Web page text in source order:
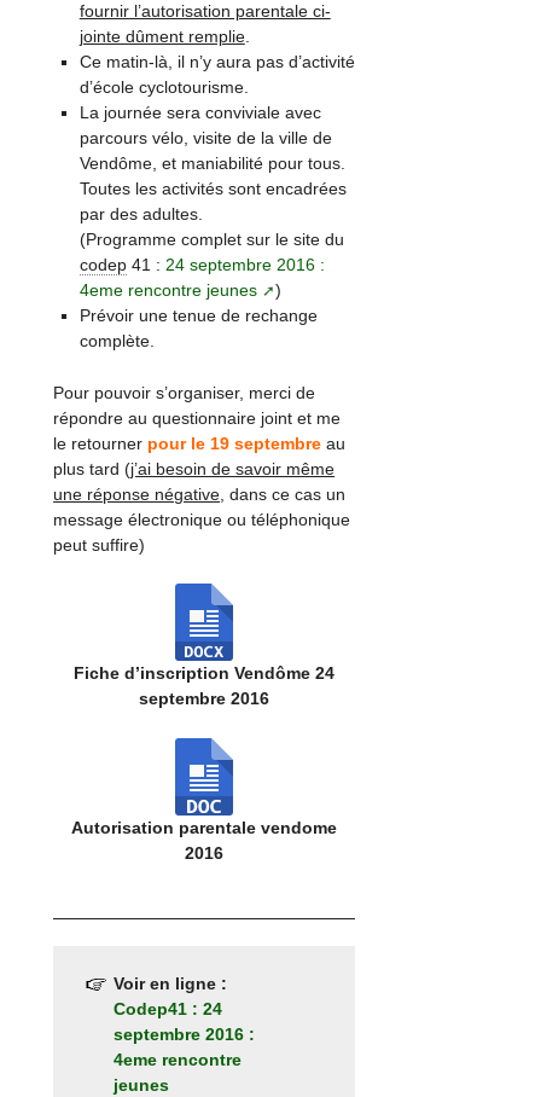
fournir l’autorisation parentale ci-
jointe dûment remplie.
Ce matin-là, il n’y aura pas d’activité
d’école cyclotourisme.
La journée sera conviviale avec
parcours vélo, visite de la ville de
Vendôme, et maniabilité pour tous.
Toutes les activités sont encadrées
par des adultes.
(Programme complet sur le site du
codep41 : 24 septembre 2016 :
4eme rencontre jeunes
)
Prévoir une tenue de rechange
complète.
Pour pouvoir s’organiser, merci de
répondre au questionnaire joint et me
le retourner pour le 19 septembre au
plus tard (j’ai besoin de savoir même
une réponse négative , dans ce cas un
message électronique ou téléphonique
peut suffire)
Fiche d’inscription Vendôme 24
septembre 2016
Autorisation parentale vendome
2016
Voir en ligne :
Codep41 : 24
septembre 2016 :
4eme rencontre
jeunes